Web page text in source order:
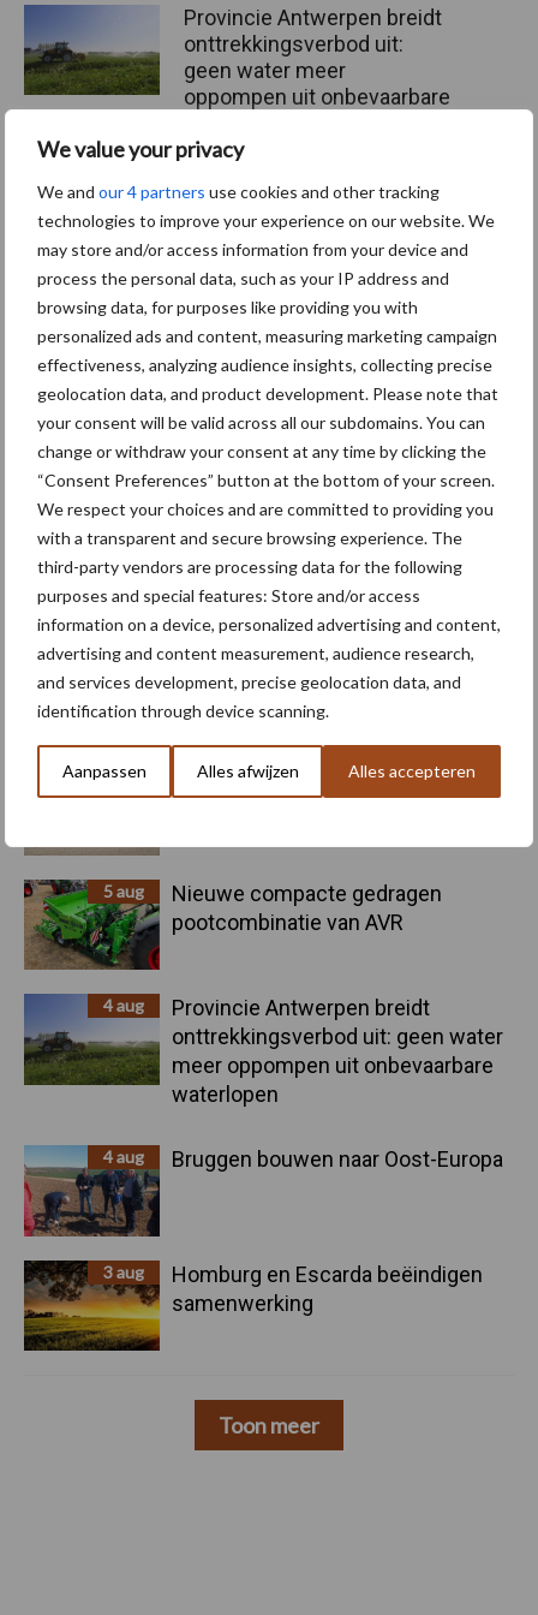
We value your privacy
We and our 4 partners use cookies and other tracking
technologies to improve your experience on our website. We
may store and/or access information from your device and
process the personal data, such as your IP address and
browsing data, for purposes like providing you with
personalized ads and content, measuring marketing campaign
effectiveness, analyzing audience insights, collecting precise
geolocation data, and product development. Please note that
your consent will be valid across all our subdomains. You can
change or withdraw your consent at any time by clicking the
“Consent Preferences” button at the bottom of your screen.
We respect your choices and are committed to providing you
with a transparent and secure browsing experience. The
third-party vendors are processing data for the following
purposes and special features: Store and/or access
information on a device, personalized advertising and content,
advertising and content measurement, audience research,
and services development, precise geolocation data, and
identification through device scanning.
Aanpassen Alles afwijzen Alles accepteren
Primaire
Sidebar
Recent nieuws Partner nieuws
6 aug
"Hoge verwachtingen van schijven
5 aug
Nieuwe compacte gedragen
pootcombinatie van AVR
4 aug
Provincie Antwerpen breidt
onttrekkingsverbod uit: geen water
meer oppompen uit onbevaarbare
waterlopen
4 aug Bruggen bouwen naar Oost-Europa
3 aug
Homburg en Escarda beëindigen
samenwerking
Toon meer
Provincie Antwerpen breidt
onttrekkingsverbod uit:
geen water meer
oppompen uit onbevaarbare
Meer lezen over:
Maak uw keuze
Machines Duurzaamheid
Toon meer